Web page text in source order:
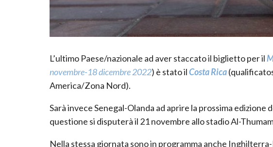
L’ultimo Paese/nazionale ad aver staccato il biglietto per il
novembre-18 dicembre 2022) è stato ilCosta Rica
America/Zona Nord).
Sarà invece Senegal-Olanda ad aprire la prossima edizione
questione si disputerà il 21 novembre allo stadio Al-
Nella stessa giornata sono in programma anche